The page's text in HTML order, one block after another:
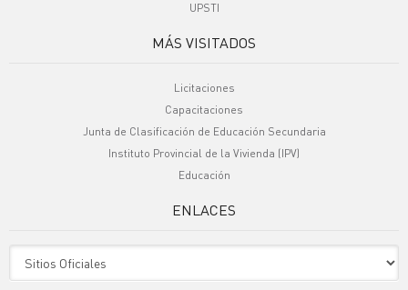
UPSTI
MÁS VISITADOS
Licitaciones
Capacitaciones
Junta de Clasificación de Educación Secundaria
Instituto Provincial de la Vivienda (IPV)
Educación
ENLACES